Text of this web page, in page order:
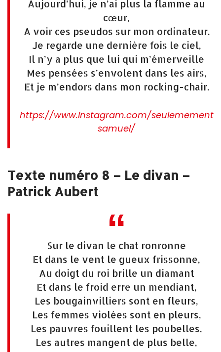
Aujourd’hui, je n’ai plus la flamme au
cœur,
A voir ces pseudos sur mon ordinateur.
Je regarde une dernière fois le ciel,
Il n’y a plus que lui qui m’émerveille
Mes pensées s’envolent dans les airs,
Et je m’endors dans mon rocking-chair.
https://www.instagram.com/seulemement
samuel/
Texte numéro 8 – Le divan –
Patrick Aubert
Sur le divan le chat ronronne
Et dans le vent le gueux frissonne,
Au doigt du roi brille un diamant
Et dans le froid erre un mendiant,
Les bougainvilliers sont en fleurs,
Les femmes violées sont en pleurs,
Les pauvres fouillent les poubelles,
Les autres mangent de plus belle,